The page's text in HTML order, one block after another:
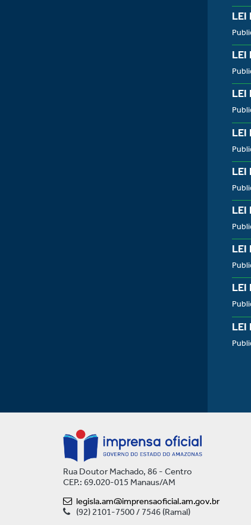
LEI
LEI
LEI
LEI
LEI
LEI
LEI
LEI
LEI
Rua Doutor Machado, 86 - Centro
CEP.: 69.020-015 Manaus/AM
legisla.am@imprensaoficial.am.gov.br
(92) 2101-7500 / 7546 (Ramal)